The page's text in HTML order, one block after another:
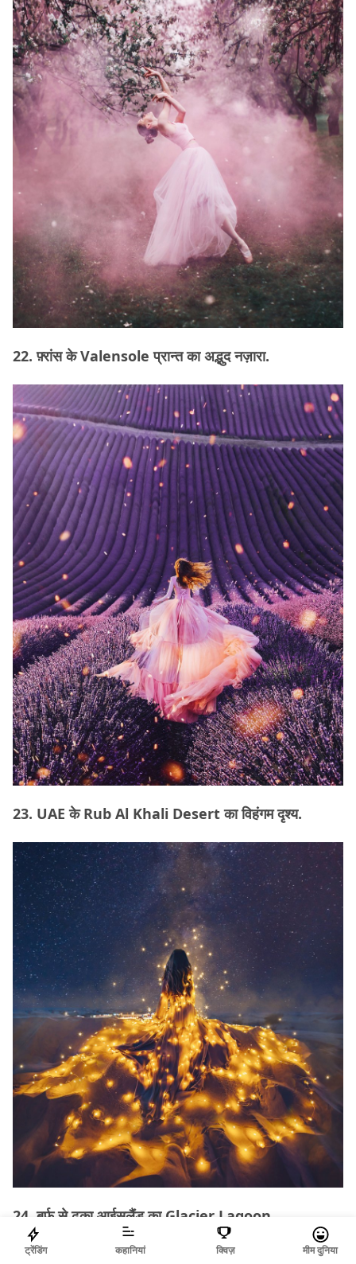
22. फ़्रांस के Valensole प्रान्त का अद्भुद नज़ारा.
23. UAE के Rub Al Khali Desert का विहंगम दृश्य.
24. बर्फ़ से ढका आईसलैंड का Glacier Lagoon.
ट्रेंडिंग कहानियां क्विज़ मीम दुनिया